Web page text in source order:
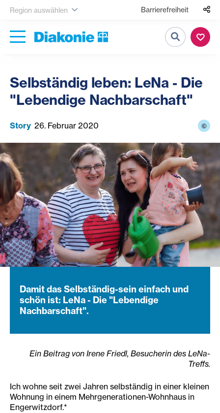
Region auswählen Barrierefreiheit
Suche
Selbständig leben: LeNa - Die
"Lebendige Nachbarschaft"
Story 26. Februar 2020 ©
Damit das Selbständig-sein einfach und
schön ist: LeNa - Die "Lebendige
Nachbarschaft".
Ein Beitrag von Irene Friedl, Besucherin des LeNa-
Treffs.
Ich wohne seit zwei Jahren selbständig in einer kleinen
Wohnung in einem Mehrgenerationen-Wohnhaus in
Engerwitzdorf.*